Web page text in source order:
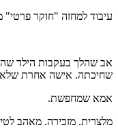
עיבוד למחזה "חוקר פרטי"
אב שהלך בעקבות הילד
שחיכתה. אישה אחרת שלא
אמא שמחפשת.
מלצרית. מזכירה. מאהב